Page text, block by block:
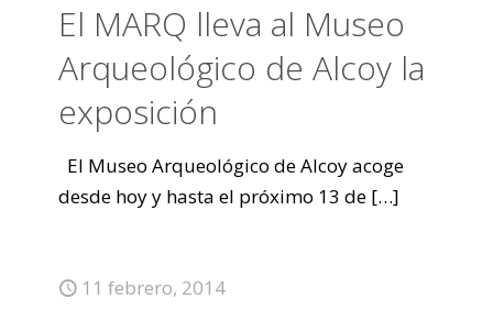
El MARQ lleva al Museo
Arqueológico de Alcoy la
exposición
El Museo Arqueológico de Alcoy acoge
desde hoy y hasta el próximo 13 de […]
11 febrero, 2014